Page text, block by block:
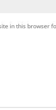
in this browser